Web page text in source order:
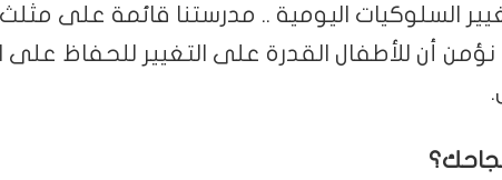
السلوكيات اليومية .. مدرستنا قائمة على
نؤمن أن للأطفال القدرة على التغيير للحفاظ على